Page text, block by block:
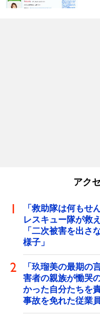
アク
「救助隊は何もせ
レスキュー隊が救
「二次被害を出さ
様子」
「玖瑠美の最期
害者の親族が慟哭
かった自分たちを
事故を免れた従業